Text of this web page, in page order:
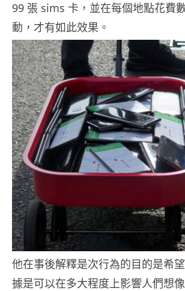
99 張 sims 卡，並在每個地點花費
動，才有如此效果。
他在事後解釋是次行為的目的是希
據是可以在多大程度上影響人們想